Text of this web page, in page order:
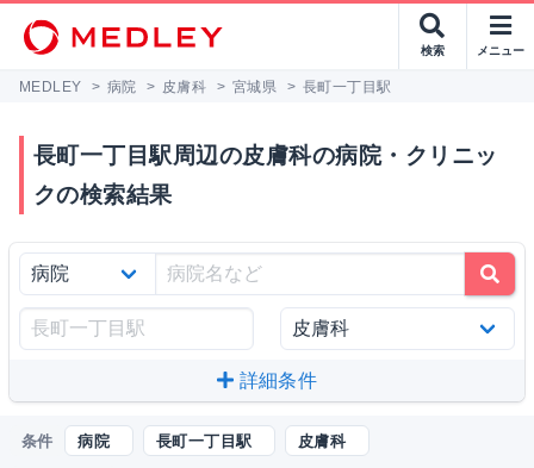
検索 メニュー
MEDLEY > 病院 > 皮膚科 > 宮城県 > 長町一丁目駅
長町一丁目駅周辺の皮膚科の病院・クリニッ
クの検索結果
詳細条件
条件 病院 長町一丁目駅 皮膚科